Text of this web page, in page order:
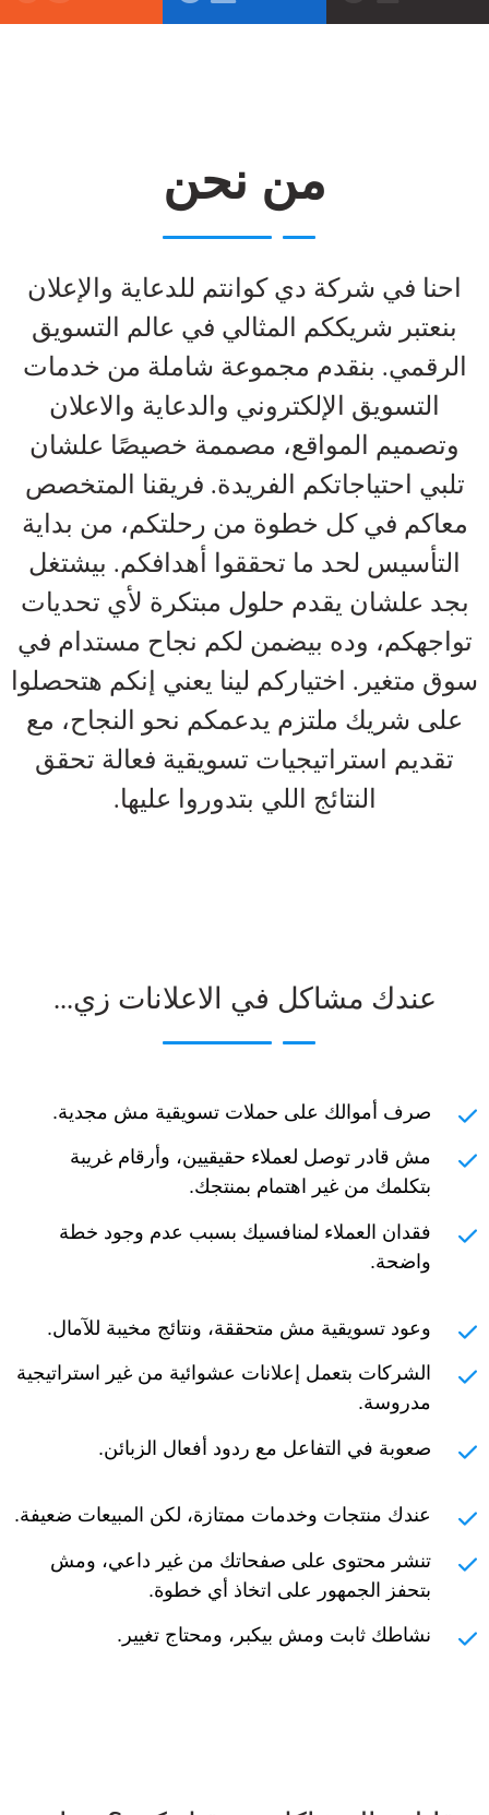
من نحن
احنا في شركة دي كوانتم للدعاية والإعلان
بنعتبر شريككم المثالي في عالم التسويق
الرقمي. بنقدم مجموعة شاملة من خدمات
التسويق الإلكتروني والدعاية والاعلان
وتصميم المواقع، مصممة خصيصًا علشان
تلبي احتياجاتكم الفريدة. فريقنا المتخصص
معاكم في كل خطوة من رحلتكم، من بداية
التأسيس لحد ما تحققوا أهدافكم. بيشتغل
بجد علشان يقدم حلول مبتكرة لأي تحديات
تواجهكم، وده بيضمن لكم نجاح مستدام في
سوق متغير. اختياركم لينا يعني إنكم هتحصلوا
على شريك ملتزم يدعمكم نحو النجاح، مع
تقديم استراتيجيات تسويقية فعالة تحقق
النتائج اللي بتدوروا عليها.
عندك مشاكل في الاعلانات زي...
صرف أموالك على حملات تسويقية مش مجدية.
مش قادر توصل لعملاء حقيقيين، وأرقام غريبة
بتكلمك من غير اهتمام بمنتجك.
فقدان العملاء لمنافسيك بسبب عدم وجود خطة
واضحة.
وعود تسويقية مش متحققة، ونتائج مخيبة للآمال.
الشركات بتعمل إعلانات عشوائية من غير استراتيجية
مدروسة.
صعوبة في التفاعل مع ردود أفعال الزبائن.
عندك منتجات وخدمات ممتازة، لكن المبيعات ضعيفة.
تنشر محتوى على صفحاتك من غير داعي، ومش
بتحفز الجمهور على اتخاذ أي خطوة.
نشاطك ثابت ومش بيكبر، ومحتاج تغيير.